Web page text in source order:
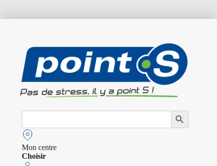
Search
Search Button
Mon centre
Choisir